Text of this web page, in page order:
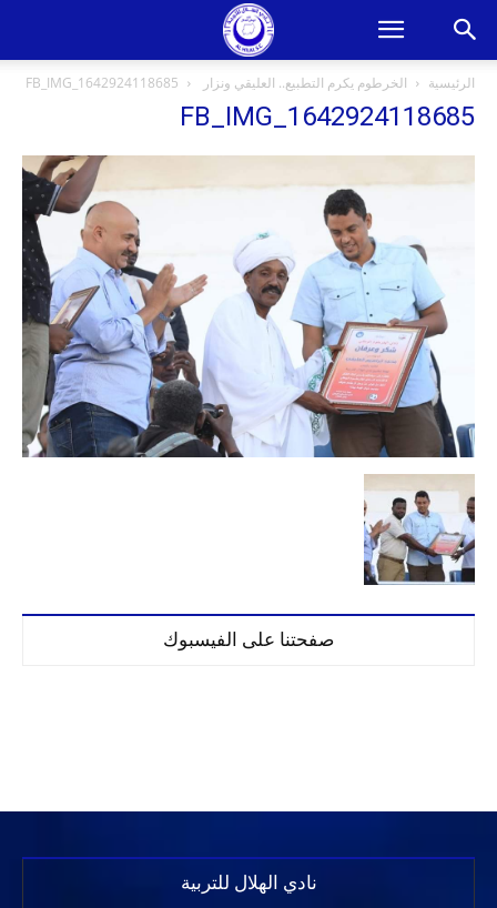
الرئيسية الخرطوم يكرم التطبيع.. العليقي ونزار FB_IMG_1642924118685
FB_IMG_1642924118685
صفحتنا على الفيسبوك
نادي الهلال للتربية